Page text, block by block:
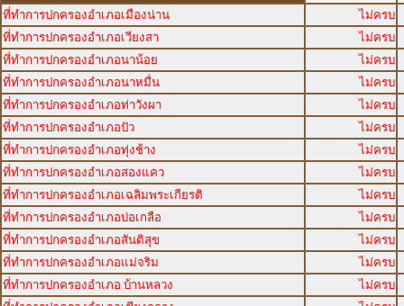
ที่ทำการปกครองอำเภอเมืองน่าน
ไม่ครบ
ที่ทำการปกครองอำเภอเวียงสา
ไม่ครบ
ที่ทำการปกครองอำเภอนาน้อย
ไม่ครบ
ที่ทำการปกครองอำเภอนาหมื่น
ไม่ครบ
ที่ทำการปกครองอำเภอท่าวังผา
ไม่ครบ
ที่ทำการปกครองอำเภอปัว
ไม่ครบ
ที่ทำการปกครองอำเภอทุ่งช้าง
ไม่ครบ
ที่ทำการปกครองอำเภอสองแคว
ไม่ครบ
ที่ทำการปกครองอำเภอเฉลิมพระเกียรติ
ไม่ครบ
ที่ทำการปกครองอำเภอบ่อเกลือ
ไม่ครบ
ที่ทำการปกครองอำเภอสันติสุข
ไม่ครบ
ที่ทำการปกครองอำเภอแม่จริม
ไม่ครบ
ที่ทำการปกครองอำเภอ บ้านหลวง
ไม่ครบ